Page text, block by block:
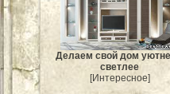
Делаем свой дом
светлее
[Интересное]